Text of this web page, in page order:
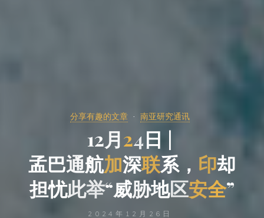
分享有趣的文章 南亚研究通讯
12月24日 |
孟巴通航加深联系， 印却
担忧此举“威胁地区安全”
2024年12月26日